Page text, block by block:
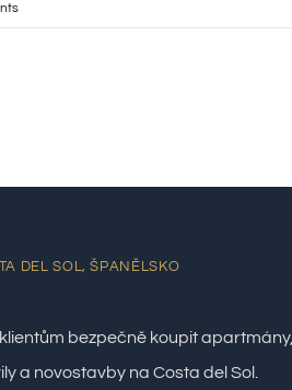
DEL SOL, ŠPANĚLSKO
bezpečně koupit apartmány,
a novostavby na Costa del Sol.